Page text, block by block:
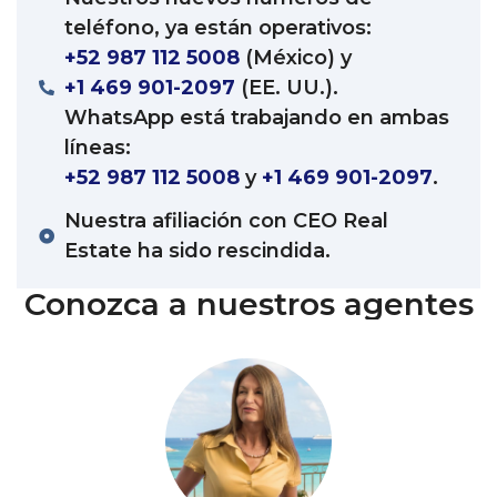
satisfacen todas sus necesidades y deseos. Desde el
momento en que entre en este exquisito espacio,
será recibido con un ambiente encantador que
rezuma sofisticación y elegancia.
Este hermoso condominio cuenta con 4 dormitorios,
cuatro baños (incluido uno con jacuzzi), un comedor
formal, un comedor informal, una cocina formal y una
gran terraza.
La gran terraza es el lugar perfecto para relajarse y
sus ventanas espaciosas y bien equipadas, el
brindando un ambiente sereno y tranquilo.
VER LISTADO
teléfono, ya están operativos:
+52 987 112 5008(México) y
+1 469 901-2097 (EE. UU.).
WhatsApp está trabajando en ambas
líneas:
+52 987 112 5008y +1 469 901-2097.
Nuestra afiliación con CEO Real
Estate ha sido rescindida.
Conozca a nuestros agentes